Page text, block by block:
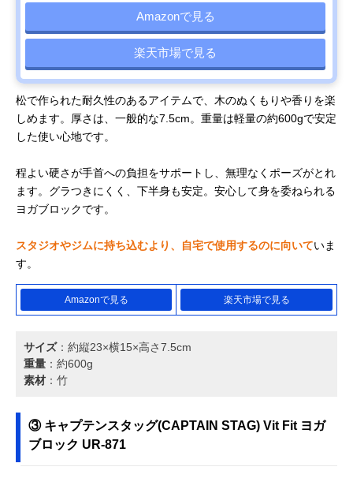
Amazonで見る
楽天市場で見る
松で作られた耐久性のあるアイテムで、木のぬくもりや香りを楽
しめます。厚さは、一般的な7.5cm。重量は軽量の約600gで安定
した使い心地です。
程よい硬さが手首への負担をサポートし、無理なくポーズがとれ
ます。グラつきにくく、下半身も安定。安心して身を委ねられる
ヨガブロックです。
スタジオやジムに持ち込むより、自宅で使用するのに向いていま
す。
Amazonで見る 楽天市場で見る
サイズ：約縦23×横15×高さ7.5cm
重量 ：約600g
素材 ：竹
③ キャプテンスタッグ(CAPTAIN STAG) Vit Fit ヨガ
ブロック UR-871